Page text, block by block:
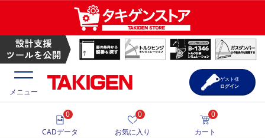
価格一覧
メニュー
0
CADデータ
0
お気に入り
0
カート
ゲスト様
ログイン